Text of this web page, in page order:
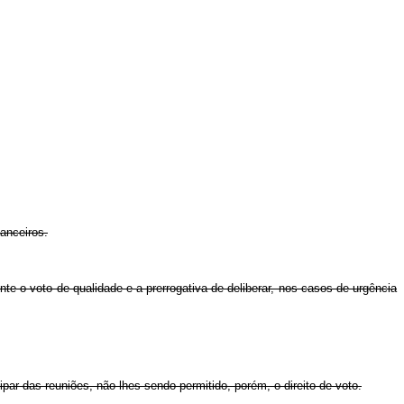
o voto de qualidade e a prerrogativa de deliberar, nos casos de urgência
das reuniões, não lhes sendo permitido, porém, o direito de voto.